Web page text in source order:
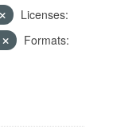
Licenses:
Formats: